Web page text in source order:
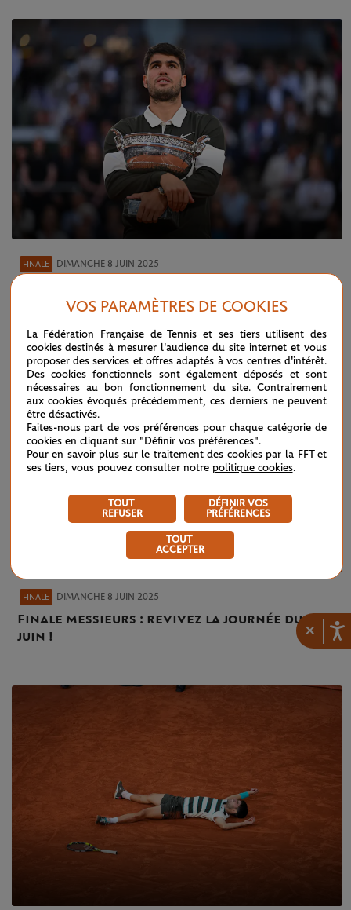
×
FINALE DIMANCHE 8 JUIN 2025
d’anthologie
FINALE DIMANCHE 8 JUIN 2025
Finale messieurs : revivez la journée du 8
juin !
VOS PARAMÈTRES DE COOKIES
La Fédération Française de Tennis et ses tiers utilisent des
cookies destinés à mesurer l'audience du site internet et vous
proposer des services et offres adaptés à vos centres d'intérêt.
Des cookies fonctionnels sont également déposés et sont
nécessaires au bon fonctionnement du site. Contrairement
aux cookies évoqués précédemment, ces derniers ne peuvent
être désactivés.
Faites-nous part de vos préférences pour chaque catégorie de
cookies en cliquant sur "Définir vos préférences".
Pour en savoir plus sur le traitement des cookies par la FFT et
ses tiers, vous pouvez consulter notre politique cookies.
TOUT
REFUSER
DÉFINIR VOS
PRÉFÉRENCES
TOUT
ACCEPTER